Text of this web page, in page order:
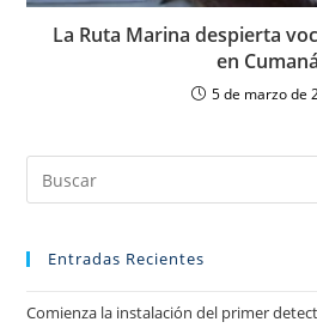
La Ruta Marina despierta
en Cumaná
5 de marzo de
Entradas Recientes
Comienza la instalación del primer